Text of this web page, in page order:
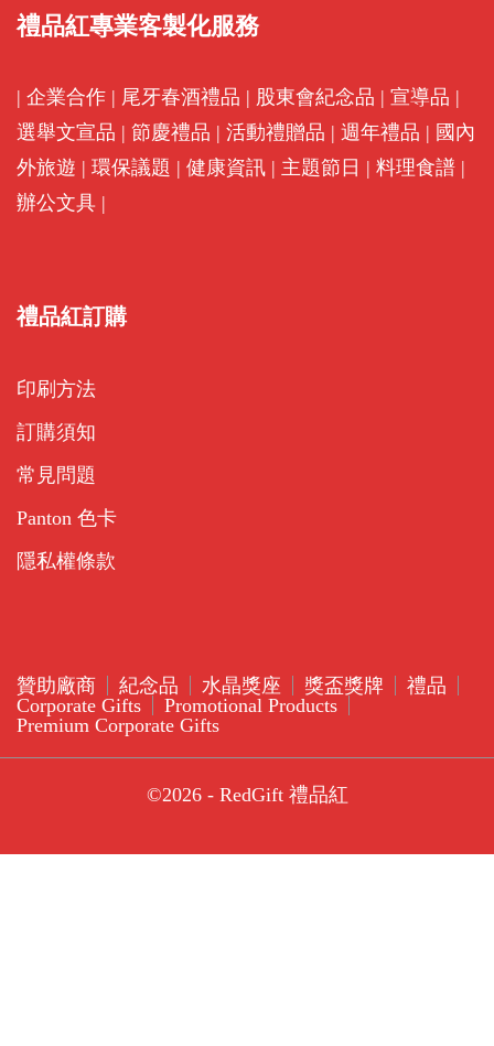
禮品紅專業客製化服務
| 企業合作 | 尾牙春酒禮品 | 股東會紀念品 | 宣導品 |
選舉文宣品 | 節慶禮品 | 活動禮贈品 | 週年禮品 | 國內
外旅遊 | 環保議題 | 健康資訊 | 主題節日 | 料理食譜 |
辦公文具 |
禮品紅訂購
印刷方法
訂購須知
常見問題
Panton 色卡
隱私權條款
贊助廠商 紀念品 水晶獎座 獎盃獎牌
禮品
Corporate Gifts
Promotional Products
Premium Corporate Gifts
©2026 - RedGift 禮品紅